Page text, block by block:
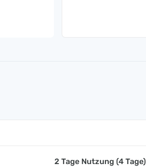
2 Tage Nutzung (4 Tage)